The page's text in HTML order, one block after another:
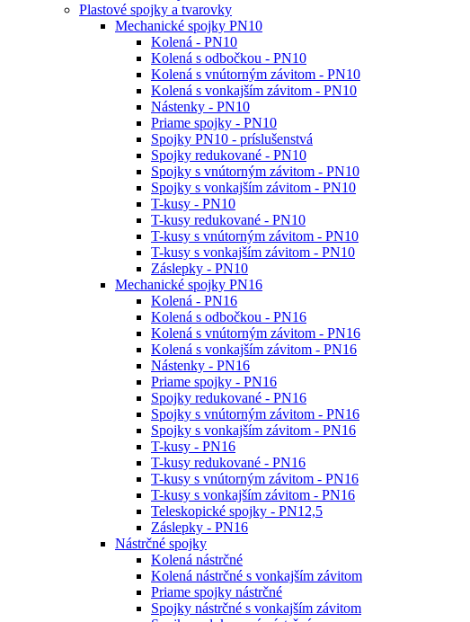
Plastové spojky a tvarovky
Mechanické spojky PN10
Kolená - PN10
Kolená s odbočkou - PN10
Kolená s vnútorným závitom - PN10
Kolená s vonkajším závitom - PN10
Nástenky - PN10
Priame spojky - PN10
Spojky PN10 - príslušenstvá
Spojky redukované - PN10
Spojky s vnútorným závitom - PN10
Spojky s vonkajším závitom - PN10
T-kusy - PN10
T-kusy redukované - PN10
T-kusy s vnútorným závitom - PN10
T-kusy s vonkajším závitom - PN10
Záslepky - PN10
Mechanické spojky PN16
Kolená - PN16
Kolená s odbočkou - PN16
Kolená s vnútorným závitom - PN16
Kolená s vonkajším závitom - PN16
Nástenky - PN16
Priame spojky - PN16
Spojky redukované - PN16
Spojky s vnútorným závitom - PN16
Spojky s vonkajším závitom - PN16
T-kusy - PN16
T-kusy redukované - PN16
T-kusy s vnútorným závitom - PN16
T-kusy s vonkajším závitom - PN16
Teleskopické spojky - PN12,5
Záslepky - PN16
Nástrčné spojky
Kolená nástrčné
Kolená nástrčné s vonkajším závitom
Priame spojky nástrčné
Spojky nástrčné s vonkajším závitom